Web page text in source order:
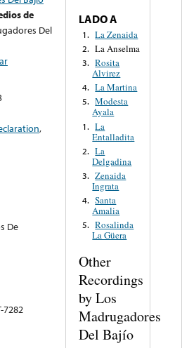
de
Del
,
De
7282
LADO A
1. La Zenaida
2. La Anselma
3. Rosita
Alvirez
4. La Martina
5. Modesta
Ayala
1. La
Entalladita
2. La
Delgadina
3. Zenaida
Ingrata
4. Santa
Amalia
5. Rosalinda
La Güera
Other
Recordings
by Los
Madrugadores
Del Bajío